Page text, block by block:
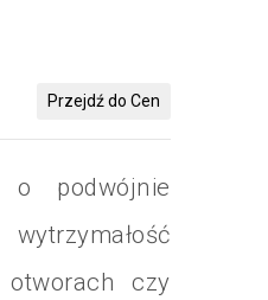
Przejdź do Cen
o podwójnie
czy